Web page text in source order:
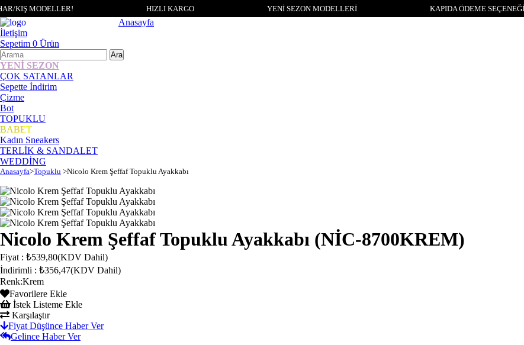
KIŞ MODELLER! HIZLI KARGO YENİ SEZON MODELLERİ KAPIDA ÖDEME SEÇENEĞİ
Anasayfa
İletişim
Sepetim 0 Ürün
YENİ SEZON
ÇOK SATANLAR
Sepette İndirim
Çizme
Bot
TOPUKLU
BABET
Kadın Sneakers
TERLİK & SANDALET
WEDDİNG
Anasayfa>Topuklu >Nicolo Krem Şeffaf Topuklu Ayakkabı
Nicolo Krem Şeffaf Topuklu Ayakkabı (NİC-8700KREM)
Fiyat : ₺539,80(KDV Dahil)
İndirimli : ₺356,47(KDV Dahil)
Renk:Krem
Favorilere Ekle
İstek Listeme Ekle
Karşılaştır
Fiyat Düşünce Haber Ver
Gelince Haber Ver